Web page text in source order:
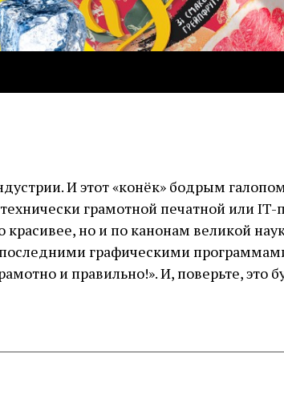
И этот «конёк» бодрым
грамотной печатной или IT-
но и по канонам великой
графическими
и правильно!». И, поверьте, это